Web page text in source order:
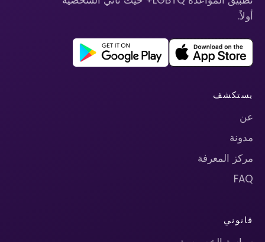
أولاً.
يستكشف
عن
مدونة
مركز المعرفة
FAQ
قانوني